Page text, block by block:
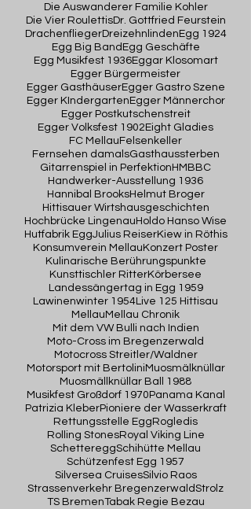
Die Auswanderer Familie Kohler
Die Vier RoulettisDr. Gottfried Feurstein
DrachenfliegerDreizehnlinden Egg 1924
Egg Big Band Egg Geschäfte
Egg Musikfest 1936Eggar Klosomart
Egger Bürgermeister
Egger GasthäuserEgger Gastro Szene
Egger KIndergarten Egger Männerchor
Egger Postkutschenstreit
Egger Volksfest 1902 Eight Gladies
FC Mellau Felsenkeller
Fernsehen damalsGasthaussterben
Gitarrenspiel in Perfektion HMBBC
Handwerker-Ausstellung 1936
Hannibal BrooksHelmut Broger
Hittisauer Wirtshausgeschichten
Hochbrücke Lingenau Holdo Hanso Wise
Hutfabrik EggJulius ReiserKiew in Röthis
Konsumverein Mellau Konzert Poster
Kulinarische Berührungspunkte
Kunsttischler RitterKörbersee
Landessängertag in Egg 1959
Lawinenwinter 1954Live 125 Hittisau
Mellau Mellau Chronik
Mit dem VW Bulli nach Indien
Moto-Cross im Bregenzerwald
Motocross Streitler/Waldner
Motorsport mit Bertolini Muosmälknüllar
Muosmällknüllar Ball 1988
Musikfest Großdorf 1970 Panama Kanal
Patrizia KleberPioniere der Wasserkraft
Rettungsstelle Egg Rogledis
Rolling StonesRoyal Viking Line
SchettereggSchihütte Mellau
Schützenfest Egg 1957
Silversea CruisesSilvio Raos
Strassenverkehr BregenzerwaldStrolz
TS BremenTabak Regie Bezau